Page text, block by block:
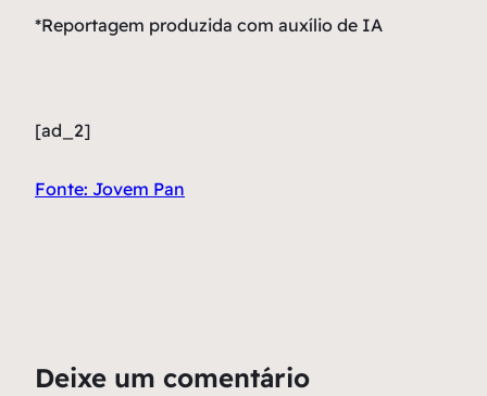
*Reportagem produzida com auxílio de IA
[ad_2]
Fonte: Jovem Pan
Deixe um comentário